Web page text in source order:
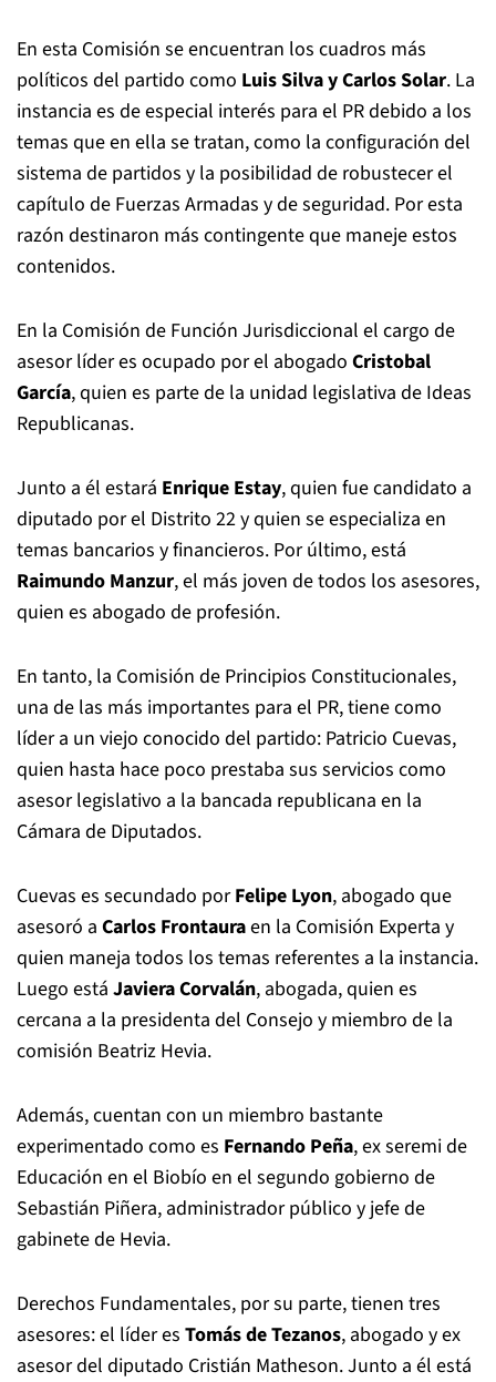
En esta Comisión se encuentran los cuadros más
políticos del partido como Luis Silva y Carlos Solar. La
instancia es de especial interés para el PR debido a los
temas que en ella se tratan, como la configuración del
sistema de partidos y la posibilidad de robustecer el
capítulo de Fuerzas Armadas y de seguridad. Por esta
razón destinaron más contingente que maneje estos
contenidos.
En la Comisión de Función Jurisdiccional el cargo de
asesor líder es ocupado por el abogado Cristobal
García, quien es parte de la unidad legislativa de Ideas
Republicanas.
Junto a él estará Enrique Estay, quien fue candidato a
diputado por el Distrito 22 y quien se especializa en
temas bancarios y financieros. Por último, está
Raimundo Manzur, el más joven de todos los asesores,
quien es abogado de profesión.
En tanto, la Comisión de Principios Constitucionales,
una de las más importantes para el PR, tiene como
líder a un viejo conocido del partido: Patricio Cuevas,
quien hasta hace poco prestaba sus servicios como
asesor legislativo a la bancada republicana en la
Cámara de Diputados.
Cuevas es secundado porFelipe Lyon, abogado que
asesoró a Carlos Frontauraen la Comisión Experta y
quien maneja todos los temas referentes a la instancia.
Luego está Javiera Corvalán, abogada, quien es
cercana a la presidenta del Consejo y miembro de la
comisión Beatriz Hevia.
Además, cuentan con un miembro bastante
experimentado como es Fernando Peña, ex seremi de
Educación en el Biobío en el segundo gobierno de
Sebastián Piñera, administrador público y jefe de
gabinete de Hevia.
Derechos Fundamentales, por su parte, tienen tres
asesores: el líder es Tomás de Tezanos, abogado y ex
asesor del diputado Cristián Matheson. Junto a él está